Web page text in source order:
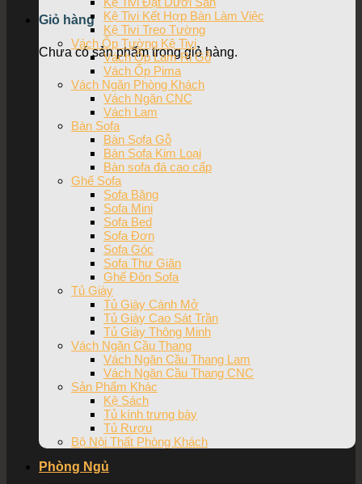
Giỏ hàng
Chưa có sản phẩm trong giỏ hàng.
Kệ Tivi Kết Hợp Bàn Làm Việc
Kệ Tivi Treo Tường
Vách Ốp Tường Kệ Tivi
Vách Ốp Lam Ri Gỗ
Vách Ốp Pima
Vách Ngăn Phòng Khách
Vách Ngăn CNC
Vách Lam
Bàn Sofa
Bàn Sofa Gỗ
Bàn Sofa Kim Loại
Bàn sofa đá cao cấp
Ghế Sofa
Sofa Băng
Sofa Mini
Sofa Bed
Sofa Đơn
Sofa Góc
Sofa Thư Giãn
Ghế Đôn Sofa
Tủ Giày
Tủ Giày Cánh Mở
Tủ Giày Cao Sát Trần
Tủ Giày Thông Minh
Vách Ngăn Cầu Thang
Vách Ngăn Cầu Thang Lam
Vách Ngăn Cầu Thang CNC
Sản Phẩm Khác
Kệ Sách
Tủ kính trưng bày
Tủ Rượu
Bộ Nội Thất Phòng Khách
Phòng Ngủ